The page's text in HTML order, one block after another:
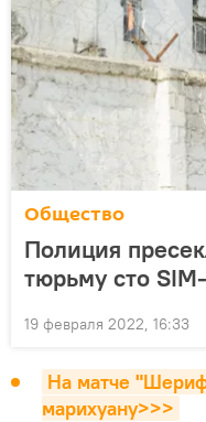
Общество
Полиция
тюрьму сто
19 февраля 2022, 16:33
На матче
марихуану>>>